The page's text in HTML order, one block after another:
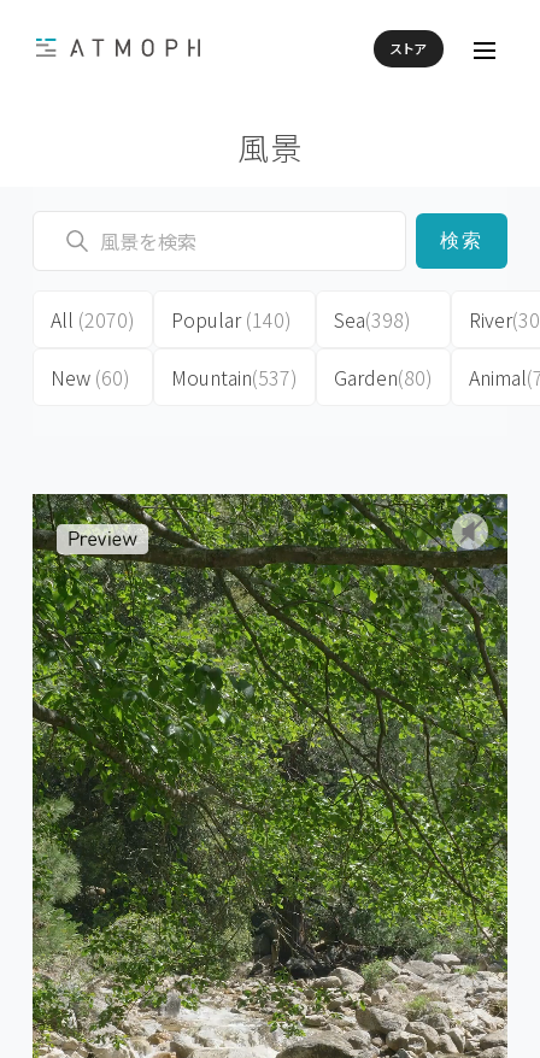
ストア
風景
検索
All (2070)
New (60)
Popular(140)
Mountain(537)
Sea(398)
Garden(80)
River
Animal